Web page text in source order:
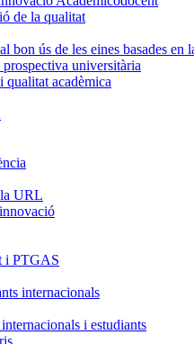
de la qualitat
bon ús de les eines basades
universitària
acadèmica
la URL
i PTGAS
internacionals
i estudiants